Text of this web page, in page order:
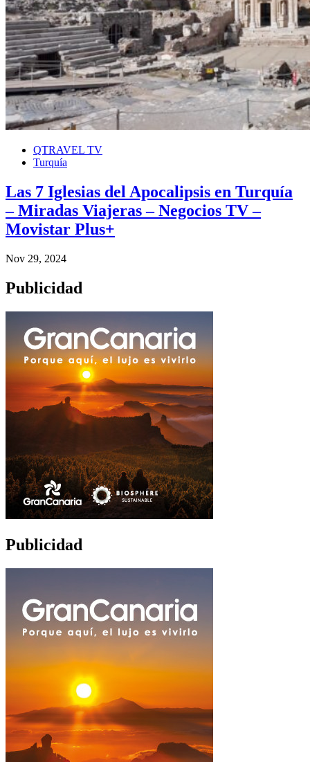
QTRAVEL TV
Turquía
Las 7 Iglesias del Apocalipsis en Turquía
– Miradas Viajeras – Negocios TV –
Movistar Plus+
Nov 29, 2024
Publicidad
Publicidad